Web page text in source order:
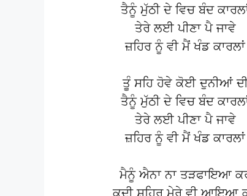
ਤੈਨੂੰ ਮੁੱਠੀ ਦੇ ਵਿਚ ਬੰਦ
ਤੇਰੇ ਲਈ ਪੀਣਾ ਪੈ ਜਾਵੇ
ਜ਼ਹਿਰ ਨੂੰ ਵੀ ਮੈਂ ਖੰਡ ਕਾਰਲਾਂ
ਤੂੰ ਸਹਿ ਹੋਵੇ ਕੋਈ ਦੁਨੀਆਂ
ਤੈਨੂੰ ਮੁੱਠੀ ਦੇ ਵਿਚ ਬੰਦ
ਤੇਰੇ ਲਈ ਪੀਣਾ ਪੈ ਜਾਵੇ
ਜ਼ਹਿਰ ਨੂੰ ਵੀ ਮੈਂ ਖੰਡ ਕਾਰਲਾਂ
ਮੈਨੂੰ ਐਨਾ ਨਾ ਤੜਫਾਇਆ